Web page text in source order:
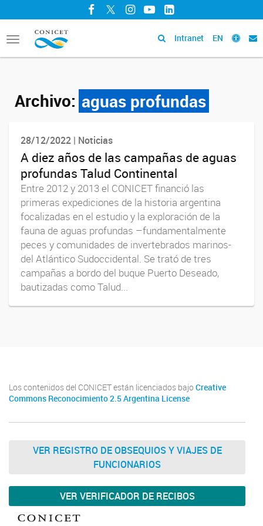
Facebook
TwitterInstagram
YouTubeLinkedIn
Toggle
navigation
Intranet EN
Archivo: aguas profundas
28/12/2022 | Noticias
A diez años de las campañas de aguas
profundas Talud Continental
Entre 2012 y 2013 el CONICET financió las
primeras expediciones de la historia argentina
focalizadas en el estudio y la exploración de la
fauna de aguas profundas –fundamentalmente
peces y comunidades de invertebrados marinos-
del Atlántico Sudoccidental. Se trató de tres
campañas a bordo del buque Puerto Deseado,
bautizadas como Talud...
Los contenidos del CONICET están licenciados bajo Creative
Commons Reconocimiento 2.5 Argentina License
VER REGISTRO DE OBSEQUIOS Y VIAJES DE
FUNCIONARIOS
VER VERIFICADOR DE RECIBOS